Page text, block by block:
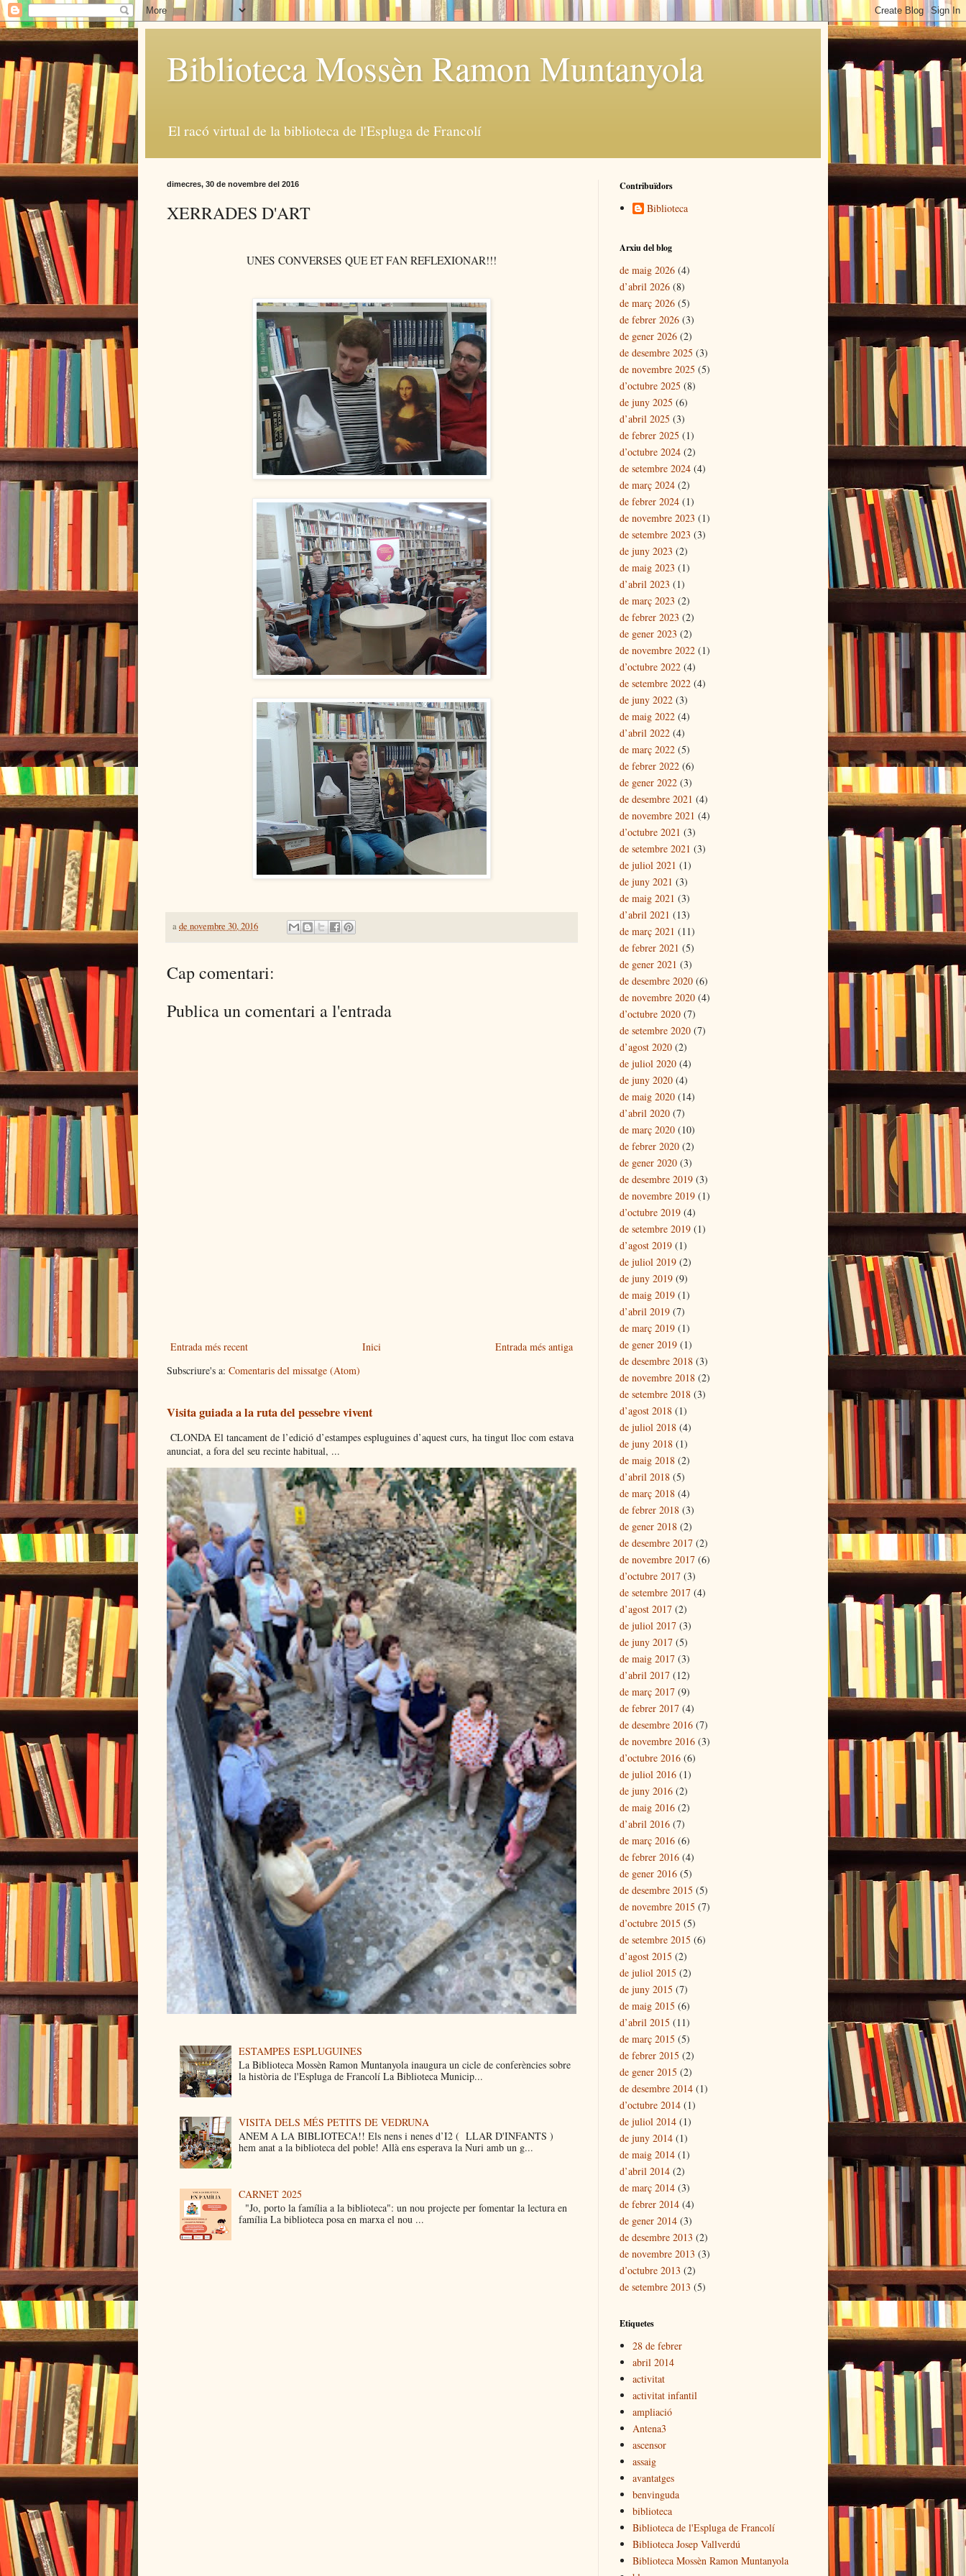
Biblioteca Mossèn Ramon Muntanyola
El racó virtual de la biblioteca de l'Espluga de Francolí
dimecres, 30 de novembre del 2016
XERRADES D'ART
UNES CONVERSES QUE ET FAN REFLEXIONAR!!!
ade novembre 30, 2016
Cap comentari:
Publica un comentari a l'entrada
Entrada més recent Entrada més antiga
Inici
Subscriure's a: Comentaris del missatge (Atom)
Visita guiada a la ruta del pessebre vivent
CLONDA El tancament de l’edició d’estampes espluguines d’aquest curs, ha tingut lloc com estava
anunciat, a fora del seu recinte habitual, ...
ESTAMPES ESPLUGUINES
La Biblioteca Mossèn Ramon Muntanyola inaugura un cicle de conferències sobre
la història de l'Espluga de Francolí La Biblioteca Municip...
VISITA DELS MÉS PETITS DE VEDRUNA
ANEM A LA BIBLIOTECA!! Els nens i nenes d’I2 ( LLAR D'INFANTS )
hem anat a la biblioteca del poble! Allà ens esperava la Nuri amb un g...
CARNET 2025
"Jo, porto la família a la biblioteca": un nou projecte per fomentar la lectura en
família La biblioteca posa en marxa el nou ...
Contribuïdors
Biblioteca
Arxiu del blog
de maig 2026 (4)
d’abril 2026 (8)
de març 2026 (5)
de febrer 2026 (3)
de gener 2026 (2)
de desembre 2025 (3)
de novembre 2025 (5)
d’octubre 2025 (8)
de juny 2025 (6)
d’abril 2025 (3)
de febrer 2025 (1)
d’octubre 2024 (2)
de setembre 2024 (4)
de març 2024 (2)
de febrer 2024 (1)
de novembre 2023 (1)
de setembre 2023 (3)
de juny 2023 (2)
de maig 2023 (1)
d’abril 2023 (1)
de març 2023 (2)
de febrer 2023 (2)
de gener 2023 (2)
de novembre 2022 (1)
d’octubre 2022 (4)
de setembre 2022 (4)
de juny 2022 (3)
de maig 2022 (4)
d’abril 2022 (4)
de març 2022 (5)
de febrer 2022 (6)
de gener 2022 (3)
de desembre 2021 (4)
de novembre 2021 (4)
d’octubre 2021 (3)
de setembre 2021 (3)
de juliol 2021 (1)
de juny 2021 (3)
de maig 2021 (3)
d’abril 2021 (13)
de març 2021 (11)
de febrer 2021 (5)
de gener 2021 (3)
de desembre 2020 (6)
de novembre 2020 (4)
d’octubre 2020 (7)
de setembre 2020 (7)
d’agost 2020 (2)
de juliol 2020 (4)
de juny 2020 (4)
de maig 2020 (14)
d’abril 2020 (7)
de març 2020 (10)
de febrer 2020 (2)
de gener 2020 (3)
de desembre 2019 (3)
de novembre 2019 (1)
d’octubre 2019 (4)
de setembre 2019 (1)
d’agost 2019 (1)
de juliol 2019 (2)
de juny 2019 (9)
de maig 2019 (1)
d’abril 2019 (7)
de març 2019 (1)
de gener 2019 (1)
de desembre 2018 (3)
de novembre 2018 (2)
de setembre 2018 (3)
d’agost 2018 (1)
de juliol 2018 (4)
de juny 2018 (1)
de maig 2018 (2)
d’abril 2018 (5)
de març 2018 (4)
de febrer 2018 (3)
de gener 2018 (2)
de desembre 2017 (2)
de novembre 2017 (6)
d’octubre 2017 (3)
de setembre 2017 (4)
d’agost 2017 (2)
de juliol 2017 (3)
de juny 2017 (5)
de maig 2017 (3)
d’abril 2017 (12)
de març 2017 (9)
de febrer 2017 (4)
de desembre 2016 (7)
de novembre 2016 (3)
d’octubre 2016 (6)
de juliol 2016 (1)
de juny 2016 (2)
de maig 2016 (2)
d’abril 2016 (7)
de març 2016 (6)
de febrer 2016 (4)
de gener 2016 (5)
de desembre 2015 (5)
de novembre 2015 (7)
d’octubre 2015 (5)
de setembre 2015 (6)
d’agost 2015 (2)
de juliol 2015 (2)
de juny 2015 (7)
de maig 2015 (6)
d’abril 2015 (11)
de març 2015 (5)
de febrer 2015 (2)
de gener 2015 (2)
de desembre 2014 (1)
d’octubre 2014 (1)
de juliol 2014 (1)
de juny 2014 (1)
de maig 2014 (1)
d’abril 2014 (2)
de març 2014 (3)
de febrer 2014 (4)
de gener 2014 (3)
de desembre 2013 (2)
de novembre 2013 (3)
d’octubre 2013 (2)
de setembre 2013 (5)
Etiquetes
28 de febrer
abril 2014
activitat
activitat infantil
ampliació
Antena3
ascensor
assaig
avantatges
benvinguda
biblioteca
Biblioteca de l'Espluga de Francolí
Biblioteca Josep Vallverdú
Biblioteca Mossèn Ramon Muntanyola